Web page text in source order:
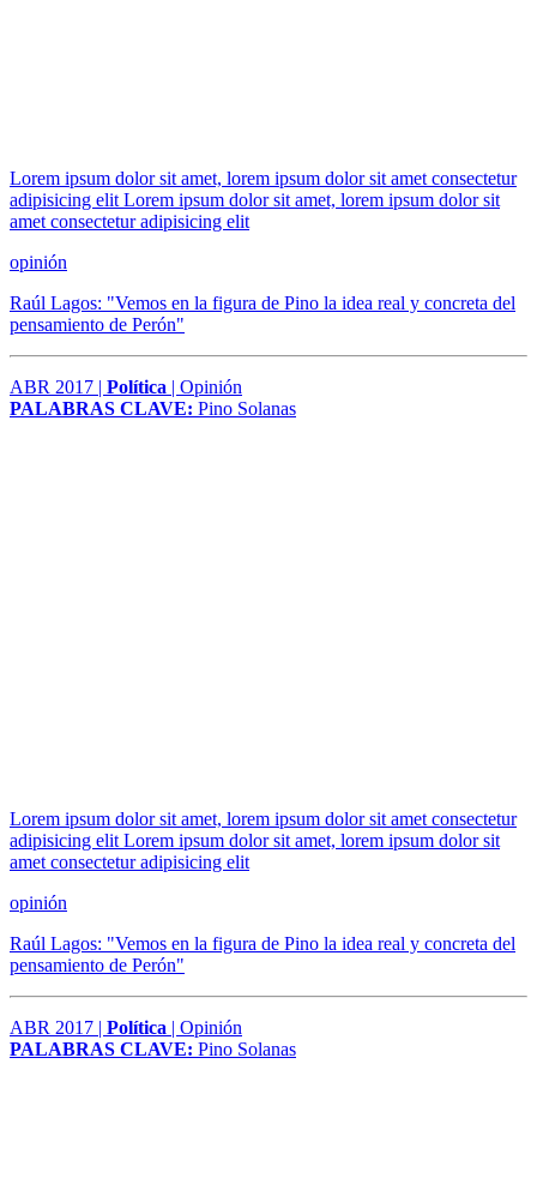
Lorem ipsum dolor sit amet, lorem ipsum dolor sit amet consectetur
adipisicing elit Lorem ipsum dolor sit amet, lorem ipsum dolor sit
amet consectetur adipisicing elit
opinión
Raúl Lagos: "Vemos en la figura de Pino la idea real y concreta del
pensamiento de Perón"
ABR 2017 | Política | Opinión
PALABRAS CLAVE: Pino Solanas
Lorem ipsum dolor sit amet, lorem ipsum dolor sit amet consectetur
adipisicing elit Lorem ipsum dolor sit amet, lorem ipsum dolor sit
amet consectetur adipisicing elit
opinión
Raúl Lagos: "Vemos en la figura de Pino la idea real y concreta del
pensamiento de Perón"
ABR 2017 | Política | Opinión
PALABRAS CLAVE: Pino Solanas